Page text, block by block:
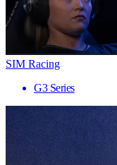
SIM Racing
G3 Series